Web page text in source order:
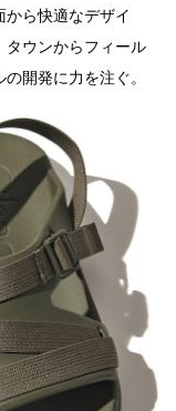
）
ップ アウトフィ
シュート）
）
スミス）
ら快適なデザイ
タウンからフィール
開発に力を注ぐ。